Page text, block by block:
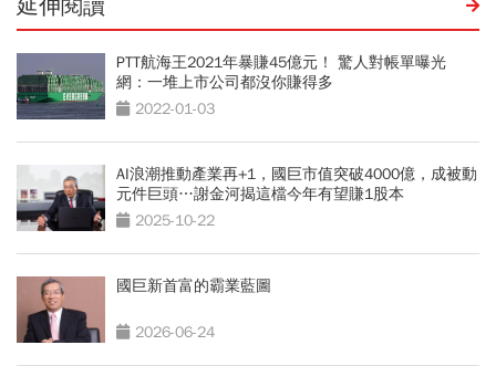
延伸閱讀
PTT航海王2021年暴賺45億元！ 驚人對帳單曝光
網：一堆上市公司都沒你賺得多
2022-01-03
AI浪潮推動產業再+1，國巨市值突破4000億，成被動
元件巨頭…謝金河揭這檔今年有望賺1股本
2025-10-22
國巨新首富的霸業藍圖
2026-06-24